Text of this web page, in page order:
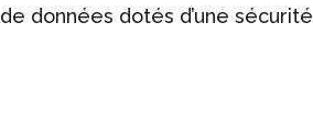
données dotés d’une sécurité